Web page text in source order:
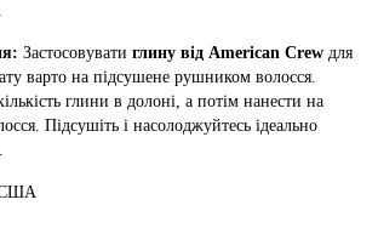
Застосовувати глину від American Crew для
варто на підсушене рушником волосся.
глини в долоні, а потім нанести на
Підсушіть і насолоджуйтесь ідеально